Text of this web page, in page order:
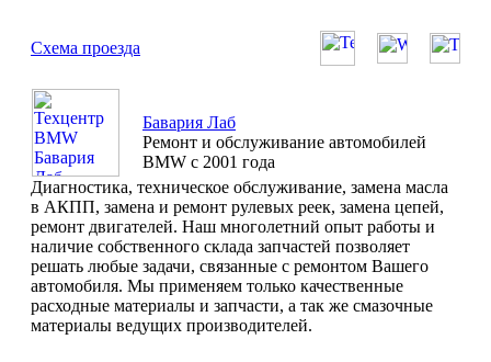
Схема проезда
Бавария Лаб
Ремонт и обслуживание автомобилей
BMW с 2001 года
Диагностика, техническое обслуживание, замена масла
в АКПП, замена и ремонт рулевых реек, замена цепей,
ремонт двигателей. Наш многолетний опыт работы и
наличие собственного склада запчастей позволяет
решать любые задачи, связанные с ремонтом Вашего
автомобиля. Мы применяем только качественные
расходные материалы и запчасти, а так же смазочные
материалы ведущих производителей.